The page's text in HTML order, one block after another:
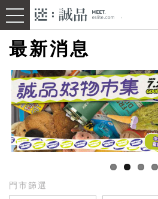
最新消息
門市篩選